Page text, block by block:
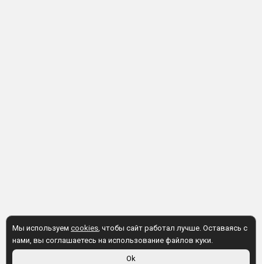
Мы используем cookies, чтобы сайт работал лучше. Оставаясь с
нами, вы соглашаетесь на использование файлов куки.
Ok